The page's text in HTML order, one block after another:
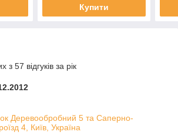
Купити
з 57 відгуків за рік
Деревообробний 5 та Саперно-
4, Київ, Україна